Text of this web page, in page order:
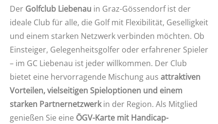
Der Golfclub Liebenau in Graz-Gössendorf ist der
ideale Club für alle, die Golf mit Flexibilität, Geselligkeit
und einem starken Netzwerk verbinden möchten. Ob
Einsteiger, Gelegenheitsgolfer oder erfahrener Spieler
– im GC Liebenau ist jeder willkommen. Der Club
bietet eine hervorragende Mischung aus attraktiven
Vorteilen, vielseitigen Spieloptionen und einem
starken Partnernetzwerkin der Region. Als Mitglied
genießen Sie eine ÖGV-Karte mit Handicap-